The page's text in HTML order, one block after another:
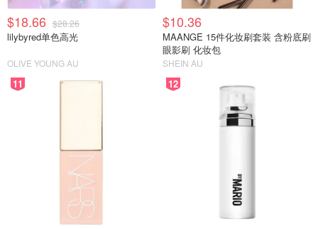
$18.66 $28.26
lilybyred单色高光
OLIVE YOUNG AU
$10.36
MAANGE 15件化妆刷套装 含粉底刷
眼影刷 化妆包
SHEIN AU
11 12